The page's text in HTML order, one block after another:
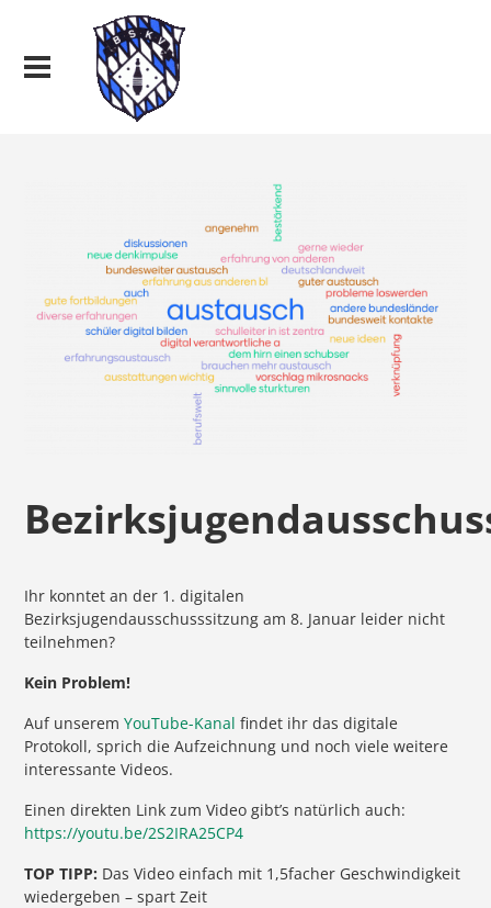
Ihr konntet an der 1. digitalen
Bezirksjugendausschusssitzung am 8. Januar leider nicht
teilnehmen?
Kein Problem!
Auf unseremYouTube-Kanalfindet ihr das digitale
Protokoll, sprich die Aufzeichnung und noch viele weitere
interessante Videos.
Einen direkten Link zum Video gibt’s natürlich auch:
https://youtu.be/2S2IRA25CP4
TOP TIPP: Das Video einfach mit 1,5facher Geschwindigkeit
wiedergeben – spart Zeit